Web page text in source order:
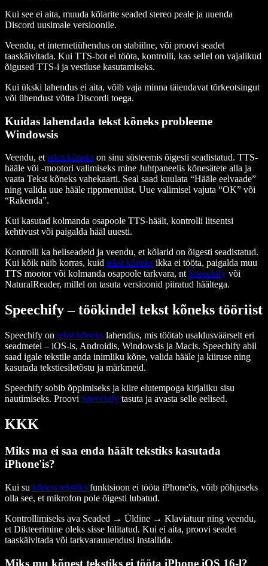
Kui see ei aita, muuda kõlarite seaded stereo peale ja uuenda
Discord uusimale versioonile.
Veendu, et internetiühendus on stabiilne, või proovi seadet
taaskäivitada. Kui TTS-bot ei tööta, kontrolli, kas sellel on vajalikud
õigused TTS-i ja vestluse kasutamiseks.
Kui ükski lahendus ei aita, võib vaja minna täiendavat tõrkeotsingut
või ühendust võtta Discordi toega.
Kuidas lahendada tekst kõneks probleeme
Windowsis
Veendu, ettekst kõneks on sinu süsteemis õigesti seadistatud. TTS-
hääle või -mootori valimiseks mine Juhtpaneelis kõnesätete alla ja
vaata Tekst kõneks vahekaarti. Seal saad kuulata “Hääle eelvaade”
ning valida uue hääle rippmenüüst. Uue valimisel vajuta “OK” või
“Rakenda”.
Kui kasutad kolmanda osapoole TTS-häält, kontrolli litsentsi
kehtivust või paigalda hääl uuesti.
Kontrolli ka heliseadeid ja veendu, et kõlarid on õigesti seadistatud.
Kui kõik näib korras, kuid tekst kõneks ikka ei tööta, paigalda muu
TTS mootor või kolmanda osapoole tarkvara, nt Speechify või
NaturalReader, millel on tasuta versioonid piiratud häältega.
Speechify – töökindel tekst kõneks tööriist
Speechify on tekst kõneks lahendus, mis töötab usaldusväärselt eri
seadmetel – iOS-is, Androidis, Windowsis ja Macis. Speechify abil
saad igale tekstile anda inimliku kõne, valida hääle ja kiiruse ning
kasutada tekstiesiletõstu ja märkmeid.
Speechify sobib õppimiseks ja kiire elutempoga kirjaliku sisu
nautimiseks. Proovi Speechify tasuta ja avasta selle eelised.
KKK
Miks ma ei saa enda häält tekstiks kasutada
iPhone'is?
Kui su kõnest tekstiks funktsioon ei tööta iPhone'is, võib põhjuseks
olla see, et mikrofon pole õigesti lubatud.
Kontrollimiseks ava Seaded → Üldine → Klaviatuur ning veendu,
et Dikteerimine oleks sisse lülitatud. Kui ei aita, proovi seadet
taaskäivitada või tarkvarauuendusi installida.
Miks mu kõnest tekstiks ei tööta iPhone iOS 16-l?